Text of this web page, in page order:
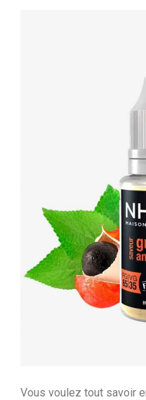
Vous voulez tout savoir